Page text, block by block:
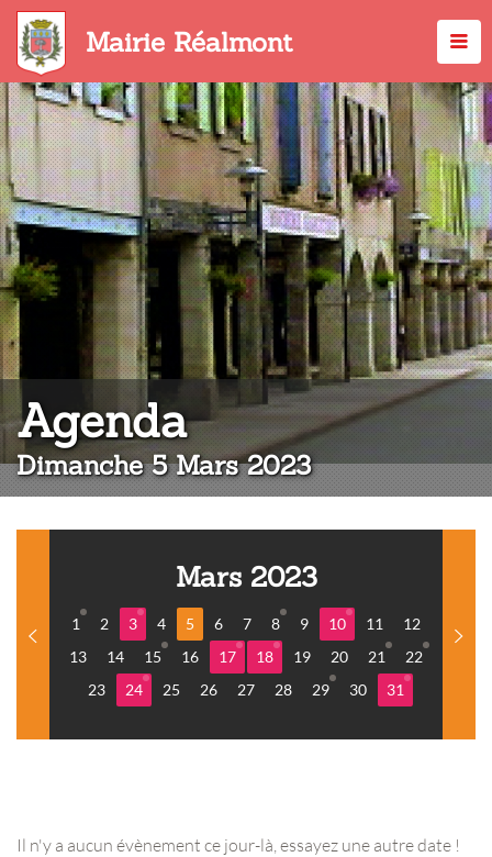
Aller
contenu
principal
Mairie Réalmont
Agenda:
Dimanche 5 Mars 2023
Mars 2023
1 2 3 4 5 6 7 8 9 10 11
12
13
14 15 16 17 18 19 20 21
22
23
24 25 26 27 28 29 30 31
Il n'y a aucun évènement ce jour-là, essayez une autre date !